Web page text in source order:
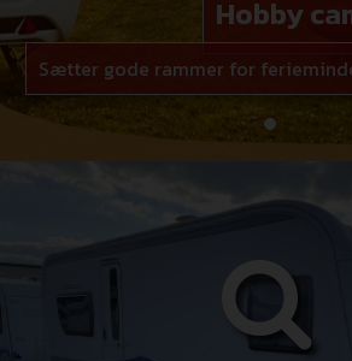
Hobby
Sætter gode rammer for